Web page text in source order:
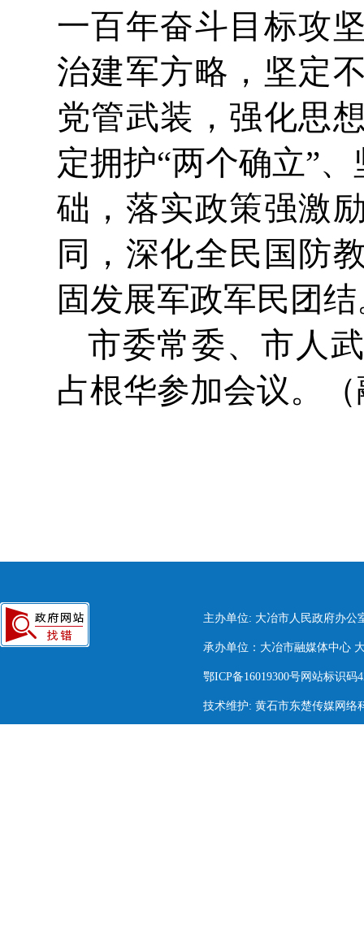
一百年奋斗目标攻
治建军方略，坚定
党管武装，强化思
定拥护“两个确立”
础，落实政策强激
同，深化全民国防
固发展军政军民团
市委常委、市人
占根华参加会议。
主办单位: 大冶市人民政府办公
承办单位：大冶市融媒体中心
鄂ICP备16019300号网站标识码
技术维护: 黄石市东楚传媒网络